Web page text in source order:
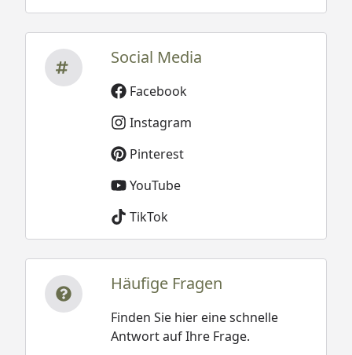
Social Media
Facebook
Instagram
Pinterest
YouTube
TikTok
Häufige Fragen
Finden Sie hier eine schnelle
Antwort auf Ihre Frage.